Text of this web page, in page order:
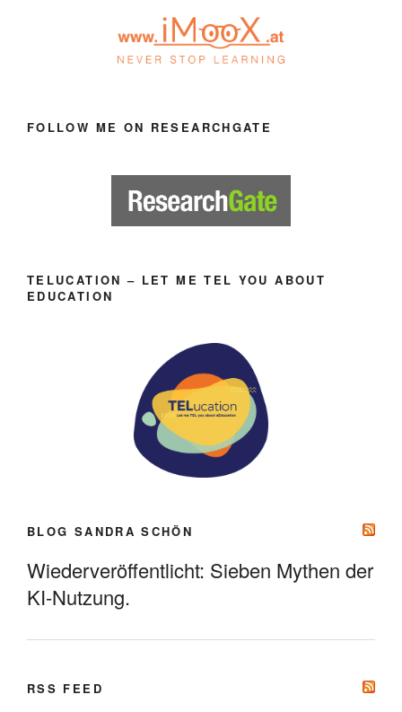
FOLLOW ME ON RESEARCHGATE
TELUCATION – LET ME TEL YOU ABOUT
EDUCATION
BLOG SANDRA SCHÖN
Wiederveröffentlicht: Sieben Mythen der
KI-Nutzung.
RSS FEED